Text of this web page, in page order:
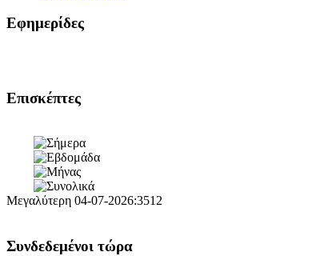
Εφημερίδες
Επισκέπτες
Μεγαλύτερη 04-07-2026:3512
Συνδεδεμένοι τώρα